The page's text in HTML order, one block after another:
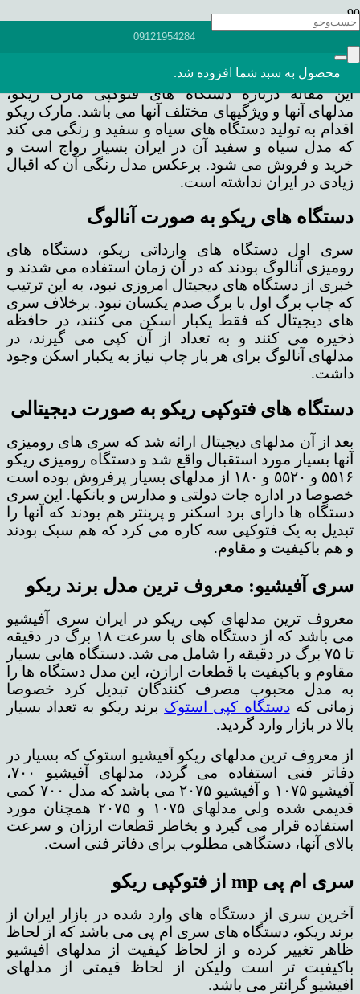
09121954284
محصول به سبد شما افزوده شد.
همانطور که در مقاله قبلی اشاره کردیم، هدف از این
چند مقاله آخر ارائه اطلاعات جامع درباره دستگاه های
فتوکپی و برندهای مختلف آنها است.
این مقاله درباره دستگاه های فتوکپی مارک ریکو،
مدلهای آنها و ویژگیهای مختلف آنها می باشد. مارک ریکو
اقدام به تولید دستگاه های سیاه و سفید و رنگی می کند
که مدل سیاه و سفید آن در ایران بسیار رواج است و
خرید و فروش می شود. برعکس مدل رنگی آن که اقبال
زیادی در ایران نداشته است.
دستگاه های ریکو به صورت آنالوگ
سری اول دستگاه های وارداتی ریکو، دستگاه های
رومیزی آنالوگ بودند که در آن زمان استفاده می شدند و
خبری از دستگاه های دیجیتال امروزی نبود، به این ترتیب
که چاپ برگ اول با برگ صدم یکسان نبود. برخلاف سری
های دیجیتال که فقط یکبار اسکن می کنند، در حافظه
ذخیره می کنند و به تعداد از آن کپی می گیرند، در
مدلهای آنالوگ برای هر بار چاپ نیاز به یکبار اسکن وجود
داشت.
دستگاه های فتوکپی ریکو به صورت دیجیتالی
بعد از آن مدلهای دیجیتال ارائه شد که سری های رومیزی
آنها بسیار مورد استقبال واقع شد و دستگاه رومیزی ریکو
۵۵۱۶ و ۵۵۲۰ و ۱۸۰ از مدلهای بسیار پرفروش بوده است
خصوصا در اداره جات دولتی و مدارس و بانکها. این سری
دستگاه ها دارای برد اسکنر و پرینتر هم بودند که آنها را
تبدیل به یک فتوکپی سه کاره می کرد که هم سبک بودند
و هم باکیفیت و مقاوم.
سری آفیشیو: معروف ترین مدل برند ریکو
معروف ترین مدلهای کپی ریکو در ایران سری آفیشیو
می باشد که از دستگاه های با سرعت ۱۸ برگ در دقیقه
تا ۷۵ برگ در دقیقه را شامل می شد. دستگاه هایی بسیار
مقاوم و باکیفیت با قطعات ارازن، این مدل دستگاه ها را
به مدل محبوب مصرف کنندگان تبدیل کرد خصوصا
زمانی کهدستگاه کپی استوک برند ریکو به تعداد بسیار
بالا در بازار وارد گردید.
از معروف ترین مدلهای ریکو آفیشیو استوک که بسیار در
دفاتر فنی استفاده می گردد، مدلهای آفیشیو ۷۰۰،
آفیشیو ۱۰۷۵ و آفیشیو ۲۰۷۵ می باشد که مدل ۷۰۰ کمی
قدیمی شده ولی مدلهای ۱۰۷۵ و ۲۰۷۵ همچنان مورد
استفاده قرار می گیرد و بخاطر قطعات ارزان و سرعت
بالای آنها، دستگاهی مطلوب برای دفاتر فنی است.
سری ام پی mp از فتوکپی ریکو
آخرین سری از دستگاه های وارد شده در بازار ایران از
برند ریکو، دستگاه های سری ام پی می باشد که از لحاظ
ظاهر تغییر کرده و از لحاظ کیفیت از مدلهای افیشیو
باکیفیت تر است ولیکن از لحاظ قیمتی از مدلهای
افیشیو گرانتر می باشد.